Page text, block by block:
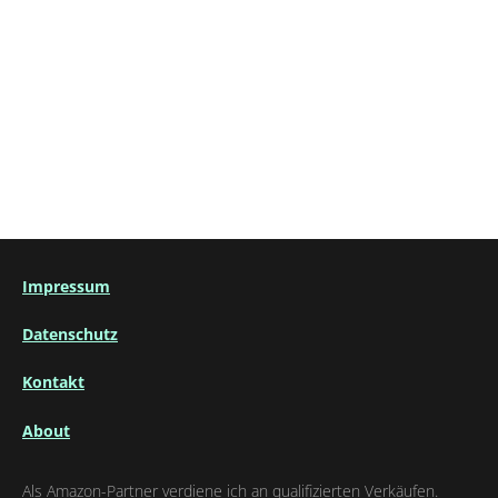
Impressum
Datenschutz
Kontakt
About
Als Amazon-Partner verdiene ich an qualifizierten Verkäufen.